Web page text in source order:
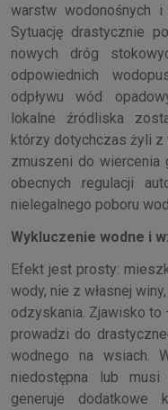
warstw wodonośnych i
Sytuację drastycznie
nowych dróg
odpowiednich
odpływu wód
lokalne źródliska
którzy dotychczas żyli z
zmuszeni do wiercenia
obecnych regulacji
nielegalnego poboru
Wykluczenie wodne i
Efekt jest prosty:
wody, nie z własnej
odzyskania. Zjawisko to
prowadzi do
wodnego na wsiach.
niedostępna lub
generuje dodatkowe